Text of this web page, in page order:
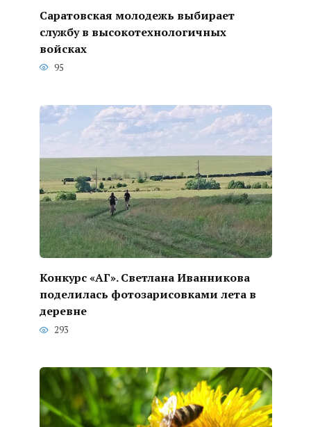
Саратовская молодежь выбирает
службу в высокотехнологичных
войсках
95
Конкурс «АГ». Светлана Иванникова
поделилась фотозарисовками лета в
деревне
293